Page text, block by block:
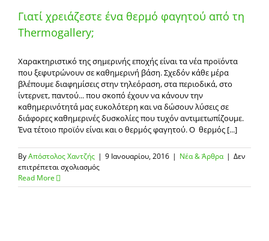
Γιατί χρειάζεστε ένα θερμό φαγητού από τη
Thermogallery;
Χαρακτηριστικό της σημερινής εποχής είναι τα νέα προϊόντα
που ξεφυτρώνουν σε καθημερινή βάση. Σχεδόν κάθε μέρα
βλέπουμε διαφημίσεις στην τηλεόραση, στα περιοδικά, στο
ίντερνετ, παντού... που σκοπό έχουν να κάνουν την
καθημερινότητά μας ευκολότερη και να δώσουν λύσεις σε
διάφορες καθημερινές δυσκολίες που τυχόν αντιμετωπίζουμε.
Ένα τέτοιο προϊόν είναι και ο θερμός φαγητού. Ο θερμός [...]
ByΑπόστολος Χαντζής | 9 Ιανουαρίου, 2016 | Νέα & Άρθρα | Δεν
επιτρέπεται σχολιασμόςστο
χρειάζεστε
Read More